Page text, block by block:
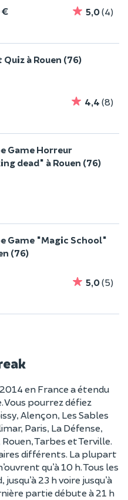
€ 5,0(4)
Quiz à Rouen (76)
4,4 (8)
Game Horreur
dead" à Rouen (76)
Game "Magic School"
(76)
5,0(5)
en France a étendu
Vous pourrez défiez
Alençon, Les Sables
Paris, La Défense,
Tarbes et Terville.
différents. La plupart
qu’à 10 h. Tous les
23 h voire jusqu’à
partie débute à 21 h